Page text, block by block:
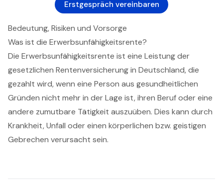
Erstgespräch vereinbaren
Bedeutung, Risiken und Vorsorge
Was ist die Erwerbsunfähigkeitsrente?
Die Erwerbsunfähigkeitsrente ist eine Leistung der
gesetzlichen Rentenversicherung in Deutschland, die
gezahlt wird, wenn eine Person aus gesundheitlichen
Gründen nicht mehr in der Lage ist, ihren Beruf oder eine
andere zumutbare Tätigkeit auszuüben. Dies kann durch
Krankheit, Unfall oder einen körperlichen bzw. geistigen
Gebrechen verursacht sein.